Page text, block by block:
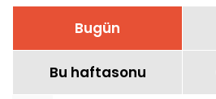
Bugün
Bu haftasonu